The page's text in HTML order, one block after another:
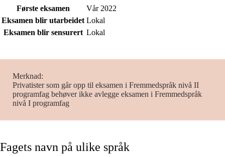
Første eksamen
Vår 2022
Eksamen blir utarbeidet Lokal
Eksamen blir sensurert Lokal
Merknad
Privatister som går opp til eksamen i Fremmedspråk nivå II
programfag behøver ikke avlegge eksamen i Fremmedspråk
nivå I programfag
Fagets navn på ulike språk